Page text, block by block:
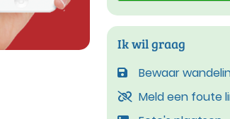
Ik wil graag
Bewaar
Meld een foute